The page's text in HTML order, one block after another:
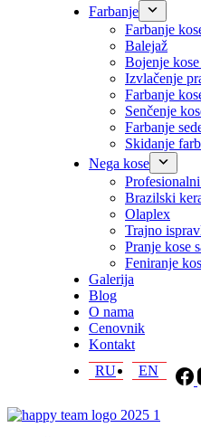
Farbanje
Farbanje
Balejaž
Bojenje
Izvlačenje
Farbanje
Senčenje
Farbanje
Skidanje
Nega kose
Brazilski
Olaplex
Trajno
Pranje kose
Feniranje
Galerija
Blog
O nama
Cenovnik
Kontakt
RU
EN